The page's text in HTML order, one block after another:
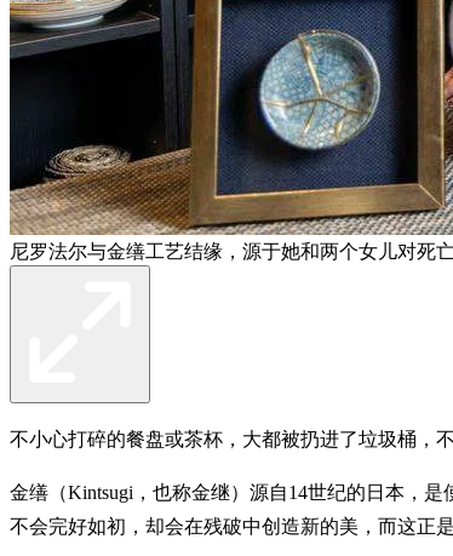
尼罗法尔与金缮工艺结缘，源于她和两个女儿对死
不小心打碎的餐盘或茶杯，大都被扔进了垃圾桶，
金缮（Kintsugi，也称金继）源自14世纪的日本，
不会完好如初，却会在残破中创造新的美，而这正